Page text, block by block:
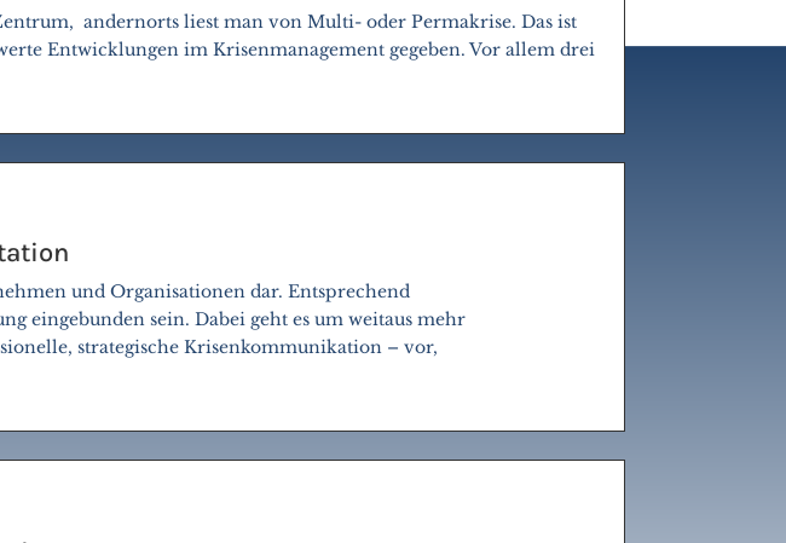
andernorts liest man von Multi- oder Permakrise. Das ist
Entwicklungen im Krisenmanagement gegeben. Vor allem drei
und Organisationen dar. Entsprechend
eingebunden sein. Dabei geht es um weitaus mehr
strategische Krisenkommunikation – vor,